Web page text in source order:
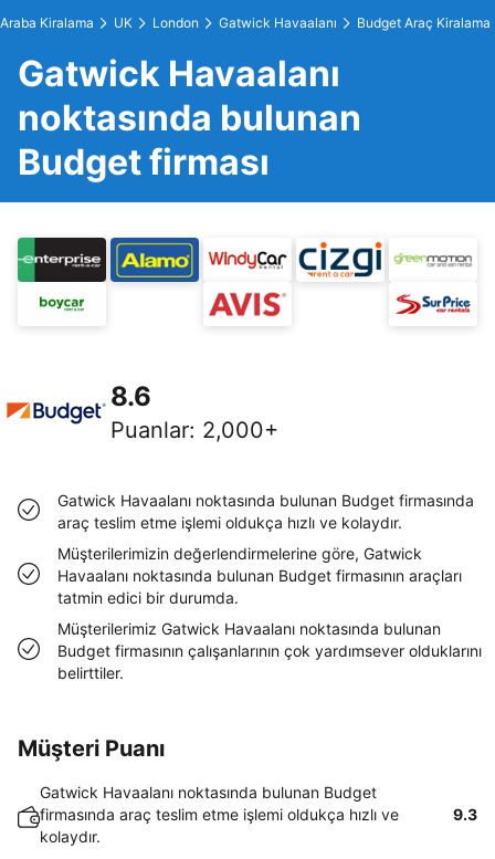
Araba Kiralama UK London Gatwick Havaalanı Budget Araç Kiralama
Gatwick Havaalanı
noktasında bulunan
Budget firması
8.6
Puanlar: 2,000+
Gatwick Havaalanı noktasında bulunan Budget firmasında
araç teslim etme işlemi oldukça hızlı ve kolaydır.
Müşterilerimizin değerlendirmelerine göre, Gatwick
Havaalanı noktasında bulunan Budget firmasının araçları
tatmin edici bir durumda.
Müşterilerimiz Gatwick Havaalanı noktasında bulunan
Budget firmasının çalışanlarının çok yardımsever olduklarını
belirttiler.
Müşteri Puanı
Gatwick Havaalanı noktasında bulunan Budget
firmasında araç teslim etme işlemi oldukça hızlı ve
kolaydır.
9.3